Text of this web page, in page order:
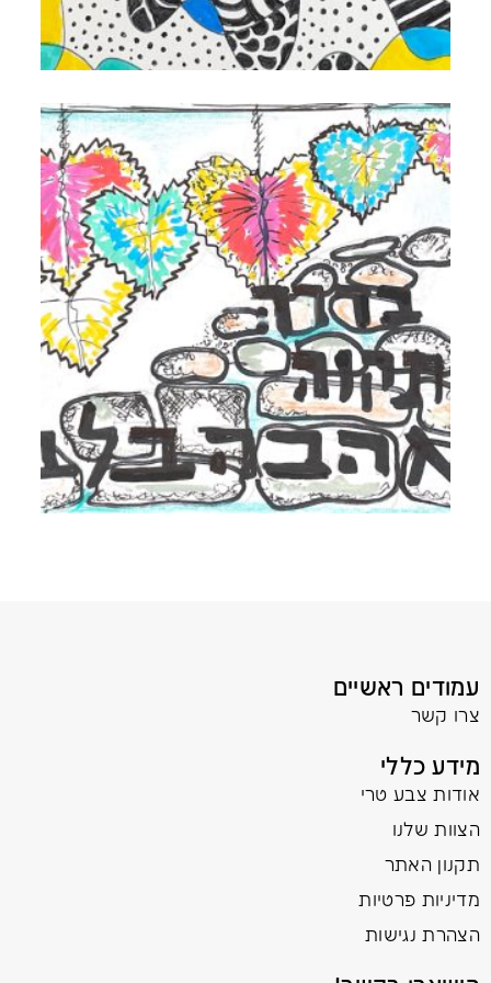
עמודים ראשיים
צרו קשר
מידע כללי
אודות צבע טרי
הצוות שלנו
תקנון האתר
מדיניות פרטיות
הצהרת נגישות